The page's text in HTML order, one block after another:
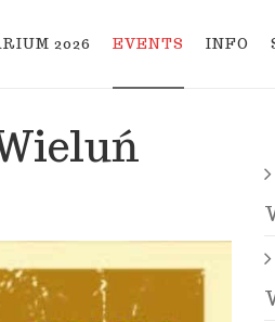
2026 EVENTS INFO